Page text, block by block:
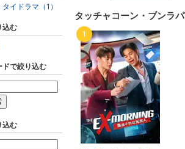
タッチャコーン・ブンラ
1
イドラマ（1）
込む
ドで絞り込む
込む